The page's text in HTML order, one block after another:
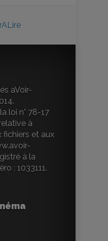
aVoir-
loi n° 78-17
à
fichiers et aux
à la
: 1033111.